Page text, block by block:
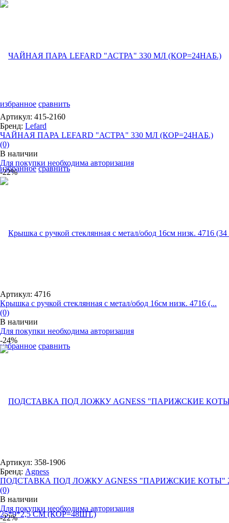
избранное сравнить
избранное сравнить
Артикул: 415-2160
Бренд: Lefard
ЧАЙНАЯ ПАРА LEFARD "АСТРА" 330 МЛ (КОР=24НАБ.)
(0)
В наличии
Для покупки необходима авторизация
-22%
избранное сравнить
Артикул: 4716
Крышка с ручкой стеклянная с метал/обод 16см низк. 4716 (...
(0)
В наличии
Для покупки необходима авторизация
-24%
Артикул: 358-1906
Бренд: Agness
ПОДСТАВКА ПОД ЛОЖКУ AGNESS "ПАРИЖСКИЕ КОТЫ"
(0)
В наличии
Для покупки необходима авторизация
-22%